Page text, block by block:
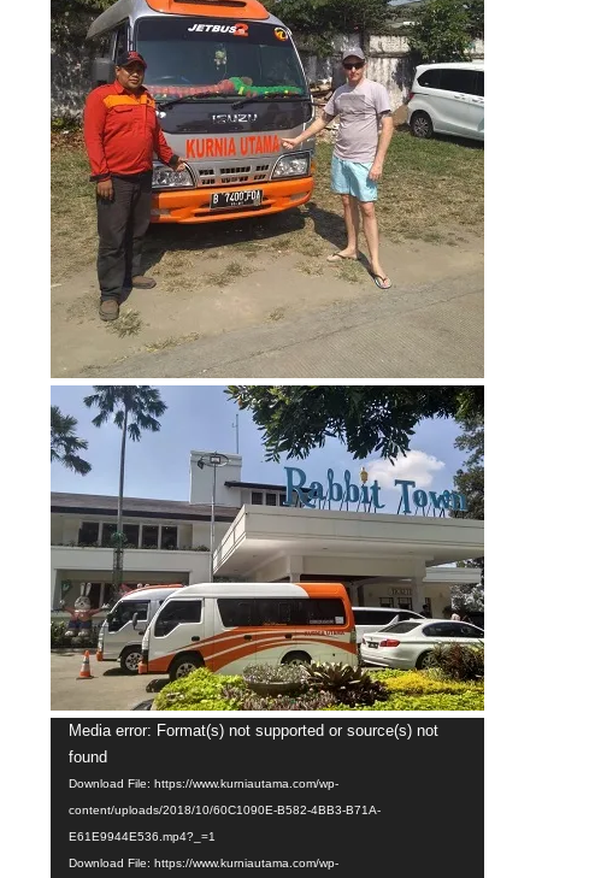
Video
Player
Media error: Format(s) not supported or source(s) not
found
Download File: https://www.kurniautama.com/wp-
content/uploads/2018/10/60C1090E-B582-4BB3-B71A-
E61E9944E536.mp4?_=1
Download File: https://www.kurniautama.com/wp-